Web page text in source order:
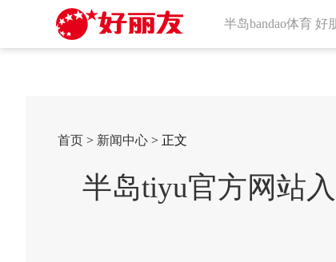
半岛bandao体育 好
首页 > 新闻中心 > 正文
半岛tiyu官方网站